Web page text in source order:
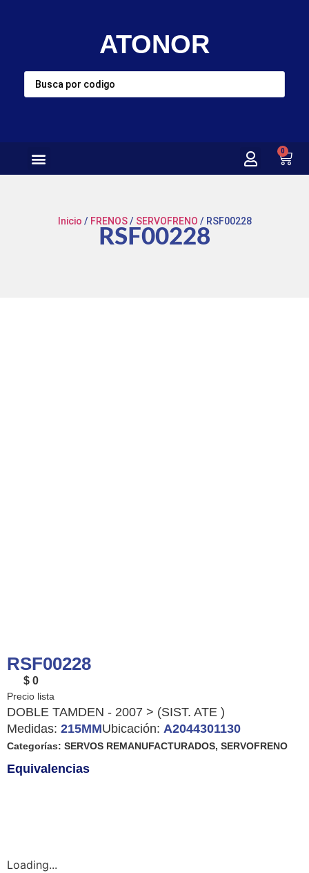
ATONOR
0
Inicio / FRENOS/ SERVOFRENO / RSF00228
RSF00228
RSF00228
$ 0
DOBLE TAMDEN - 2007 > (SIST. ATE )
Medidas: 215MMUbicación: A2044301130
Categorías: SERVOS REMANUFACTURADOS, SERVOFRENO
Equivalencias
Loading...